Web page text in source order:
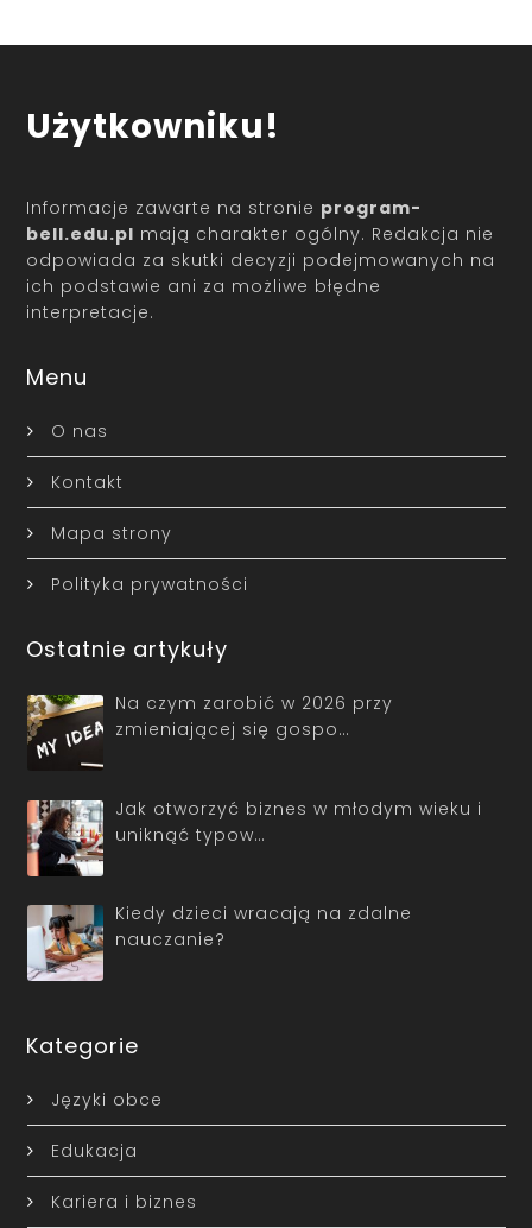
Użytkowniku!
Informacje zawarte na stronie program-
bell.edu.pl mają charakter ogólny. Redakcja nie
odpowiada za skutki decyzji podejmowanych na
ich podstawie ani za możliwe błędne
interpretacje.
Menu
O nas
Kontakt
Mapa strony
Polityka prywatności
Ostatnie artykuły
Na czym zarobić w 2026 przy
zmieniającej się gospo…
Jak otworzyć biznes w młodym wieku i
uniknąć typow…
Kiedy dzieci wracają na zdalne
nauczanie?
Kategorie
Języki obce
Edukacja
Kariera i biznes